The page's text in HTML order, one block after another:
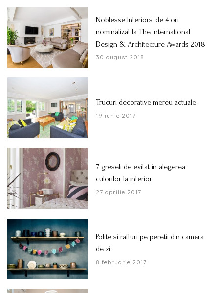
Noblesse Interiors, de 4 ori
nominalizat la The International
Design & Architecture Awards 2018
30 august 2018
Trucuri decorative mereu actuale
19 iunie 2017
7 greseli de evitat in alegerea
culorilor la interior
27 aprilie 2017
Polite si rafturi pe peretii din camera
de zi
8 februarie 2017